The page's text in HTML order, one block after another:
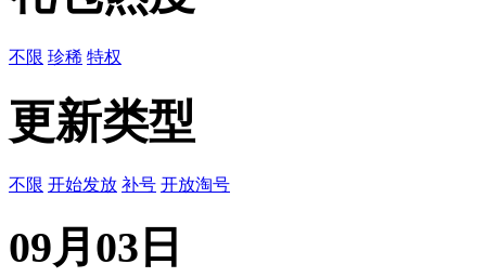
不限 珍稀 特权
更新类型
不限 开始发放 补号 开放淘号
09月03日